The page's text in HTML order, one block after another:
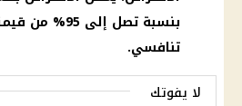
بنسبة تصل إلى
تنافسي.
لا يفوتك